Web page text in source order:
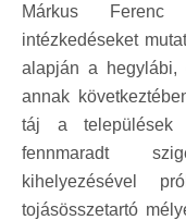
Márkus Ferenc
intézkedéseket
alapján a hegylábi,
annak
táj a települések
fennmaradt
kihelyezésével
tojásösszetartó